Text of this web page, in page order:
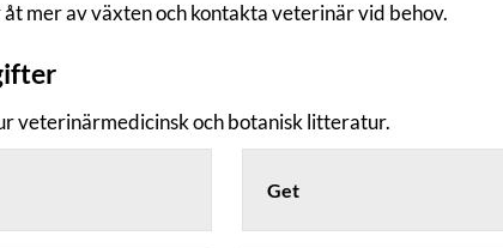
mer av växten och kontakta veterinär vid behov.
veterinärmedicinsk och botanisk litteratur.
Get